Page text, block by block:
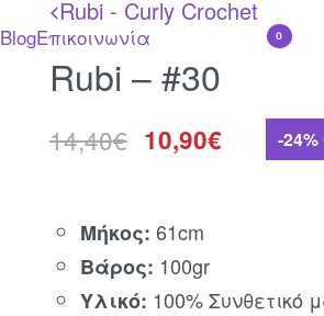
0
BlogΕπικοινωνία
<Rubi - Curly Crochet
Rubi – #30
14,40€ 10,90€ -24%
Μήκος: 61cm
Βάρος: 100gr
Υλικό: 100% Συνθετικό